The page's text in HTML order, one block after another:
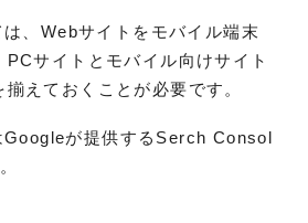
、Webサイトをモバイル端末
サイトとモバイル向けサイト
えておくことが必要です。
Googleが提供するSerch Consol